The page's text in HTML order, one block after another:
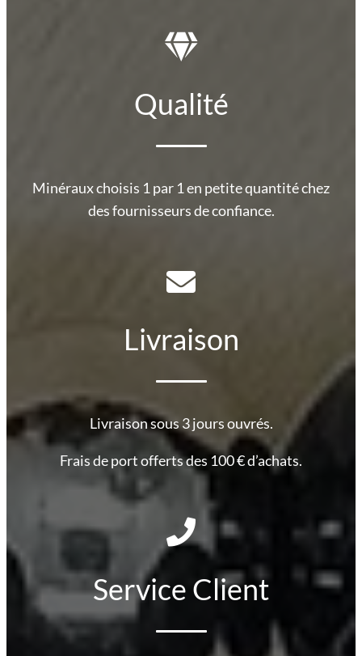
Qualité
Minéraux choisis 1 par 1 en petite quantité chez
des fournisseurs de confiance.
Livraison
Livraison sous 3 jours ouvrés.
Frais de port offerts des 100 € d’achats.
Service Client